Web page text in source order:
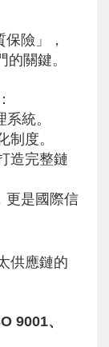
險」，
關鍵。
統。
制度。
造完整鏈
更是國際信
供應鏈的
9001、